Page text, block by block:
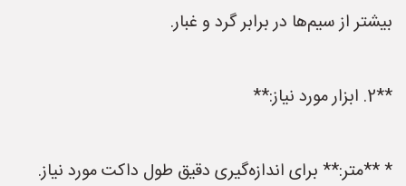
بیشتر از سیم‌ها در برابر گرد و غبار.
**2. ابزار مورد نیاز:**
* **متر:** برای اندازه‌گیری دقیق طول داکت مورد نیاز.